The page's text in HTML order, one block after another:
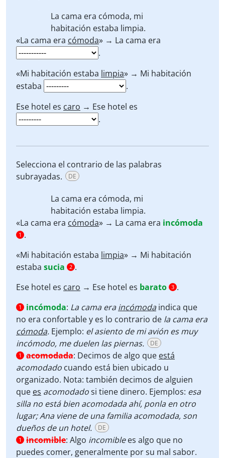
La cama era cómoda, mi
habitación estaba limpia.
«La cama era cómoda» → La cama era
.
«Mi habitación estaba limpia» → Mi habitación
estaba
.
Ese hotel es caro → Ese hotel es
.
Selecciona el contrario de las palabras
subrayadas.
DE
La cama era cómoda, mi
habitación estaba limpia.
«La cama era cómoda» → La cama era incómoda
1 .
«Mi habitación estaba limpia» → Mi habitación
estaba sucia 2 .
Ese hotel es caro → Ese hotel es barato 3 .
1 incómoda: La cama eraincómoda indica que
no era confortable y es lo contrario de la cama era
cómoda. Ejemplo: el asiento de mi avión es muy
incómodo, me duelen las piernas.
DE
1 acomodada: Decimos de algo que está
acomodado cuando está bien ubicado u
organizado. Nota: también decimos de alguien
que es acomodadosi tiene dinero. Ejemplos: esa
silla no está bien acomodada ahí, ponla en otro
lugar; Ana viene de una familia acomodada, son
dueños de un hotel.
DE
1 incomible: Algo incomiblees algo que no
puedes comer, generalmente por su mal sabor.